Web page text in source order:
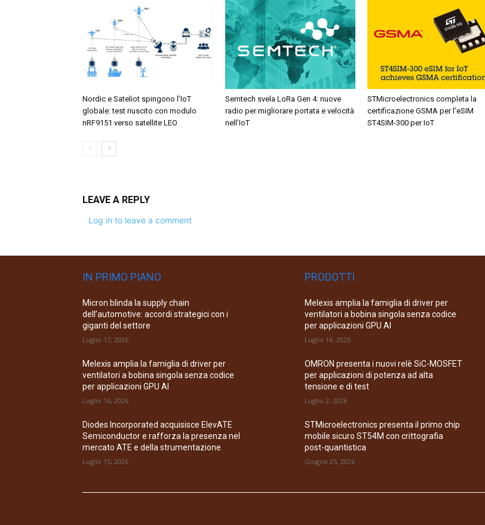
Nordic e Sateliot spingono l’IoT
globale: test riuscito con modulo
nRF9151 verso satellite LEO
Semtech svela LoRa Gen 4: nuove
radio per migliorare portata e velocità
nell’IoT
STMicroelectronics completa la
certificazione GSMA per l’eSIM
ST4SIM-300 per IoT
LEAVE A REPLY
Log in to leave a comment
IN PRIMO PIANO
Micron blinda la supply chain
dell’automotive: accordi strategici con i
giganti del settore
Luglio 17, 2026
Melexis amplia la famiglia di driver per
ventilatori a bobina singola senza codice
per applicazioni GPU AI
Luglio 16, 2026
Diodes Incorporated acquisisce ElevATE
Semiconductor e rafforza la presenza nel
mercato ATE e della strumentazione
Luglio 15, 2026
PRODOTTI
Melexis amplia la famiglia di driver per
ventilatori a bobina singola senza codice
per applicazioni GPU AI
Luglio 16, 2026
OMRON presenta i nuovi relè SiC-MOSFET
per applicazioni di potenza ad alta
tensione e di test
Luglio 2, 2026
STMicroelectronics presenta il primo chip
mobile sicuro ST54M con crittografia
post-quantistica
Giugno 25, 2026